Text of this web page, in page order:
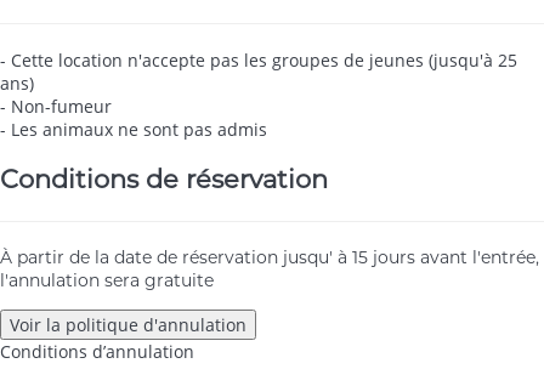
- Cette location n'accepte pas les groupes de jeunes (jusqu'à 25
ans)
- Non-fumeur
- Les animaux ne sont pas admis
Conditions de réservation
À partir de la date de réservation jusqu' à 15 jours avant l'entrée,
l'annulation sera gratuite
Voir la politique d'annulation
Conditions d’annulation